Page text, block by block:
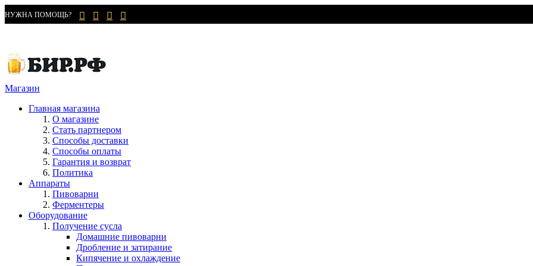
НУЖНА ПОМОЩЬ?
Магазин
Главная магазина
О магазине
Стать партнером
Способы доставки
Способы оплаты
Гарантия и возврат
Политика
Аппараты
Пивоварни
Ферментеры
Оборудование
Получение сусла
Домашние пивоварни
Дробление и затирание
Кипячение и охлаждение